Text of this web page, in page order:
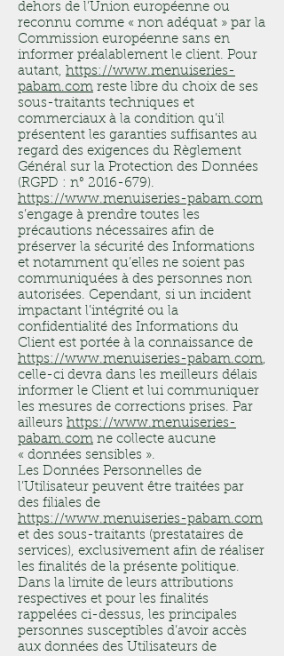
dehors de l’Union européenne ou
reconnu comme « non adéquat » par la
Commission européenne sans en
informer préalablement le client. Pour
autant, https://www.menuiseries-
pabam.com reste libre du choix de ses
sous-traitants techniques et
commerciaux à la condition qu’il
présentent les garanties suffisantes au
regard des exigences du Règlement
Général sur la Protection des Données
(RGPD : n° 2016-679).
https://www.menuiseries-pabam.com
s’engage à prendre toutes les
précautions nécessaires afin de
préserver la sécurité des Informations
et notamment qu’elles ne soient pas
communiquées à des personnes non
autorisées. Cependant, si un incident
impactant l’intégrité ou la
confidentialité des Informations du
Client est portée à la connaissance de
https://www.menuiseries-pabam.com,
celle-ci devra dans les meilleurs délais
informer le Client et lui communiquer
les mesures de corrections prises. Par
ailleurs https://www.menuiseries-
pabam.com ne collecte aucune
« données sensibles ».
Les Données Personnelles de
l’Utilisateur peuvent être traitées par
des filiales de
https://www.menuiseries-pabam.com
et des sous-traitants (prestataires de
services), exclusivement afin de réaliser
les finalités de la présente politique.
Dans la limite de leurs attributions
respectives et pour les finalités
rappelées ci-dessus, les principales
personnes susceptibles d’avoir accès
aux données des Utilisateurs de